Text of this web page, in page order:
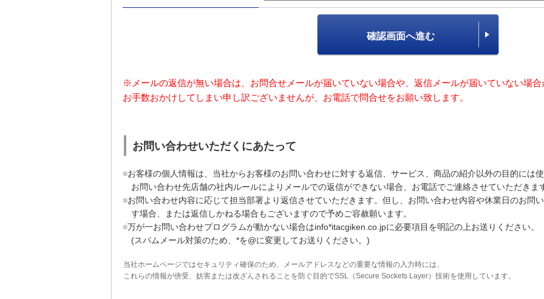
確認画面へ進む
※メールの返信が無い場合は、お問合せメールが届いていない場合や、返信メールが届いていない場
お手数おかけしてしまい申し訳ございませんが、お電話で問合せをお願い致します。
お問い合わせいただくにあたって
お客様の個人情報は、当社からお客様のお問い合わせに対する返信、サービス、商品の紹介以外の目的には
お問い合わせ先店舗の社内ルールによりメールでの返信ができない場合、お電話でご連絡させていただきま
お問い合わせ内容に応じて担当部署より返信させていただきます。但し、お問い合わせ内容や休業日のお問
す場合、または返信しかねる場合もございますので予めご容赦願います。
万が一お問い合わせプログラムが動かない場合はinfo*itacgiken.co.jpに必要項目を明記の上お送りください。
(スパムメール対策のため、*を@に変更してお送りください。)
当社ホームページではセキュリティ確保のため、メールアドレスなどの重要な情報の入力時には、
これらの情報が傍受、妨害または改ざんされることを防ぐ目的でSSL（Secure Sockets Layer）技術を使用しています。